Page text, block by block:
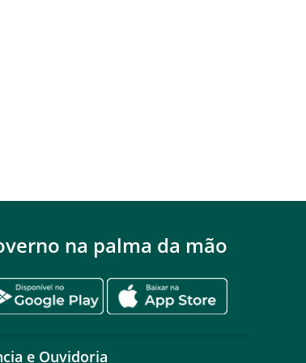
na palma da mão
e Ouvidoria